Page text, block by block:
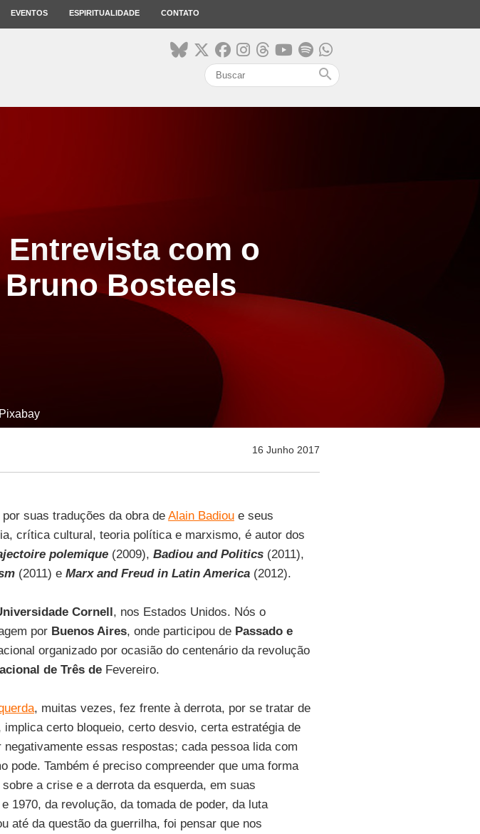
EVENTOS ESPIRITUALIDADE CONTATO
search
com o
Bosteels
16 Junho 2017
suas traduções da obra de Alain Badioue seus
crítica cultural, teoria política e marxismo, é autor dos
polemique(2009), Badiou and Politics(2011),
(2011) e Marx and Freud in Latin America(2012).
Cornell, nos Estados Unidos. Nós o
por Buenos Aires, onde participou de Passado e
organizado por ocasião do centenário da revolução
de Três deFevereiro.
, muitas vezes, fez frente à derrota, por se tratar de
certo bloqueio, certo desvio, certa estratégia de
essas respostas; cada pessoa lida com
pode. Também é preciso compreender que uma forma
a crise e a derrota da esquerda, em suas
1970, da revolução, da tomada de poder, da luta
até da questão da guerrilha, foi pensar que nos